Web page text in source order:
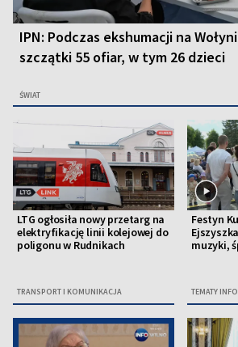
IPN: Podczas ekshumacji na
szczątki 55 ofiar, w tym 26 dzieci
ŚWIAT
LTG ogłosiła nowy przetarg na
elektryfikację linii kolejowej do
poligonu w Rudnikach
TRANSPORT I KOMUNIKACJA
Festyn
muzyki,
TEMATY